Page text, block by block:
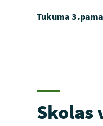
Tukuma
Skolas